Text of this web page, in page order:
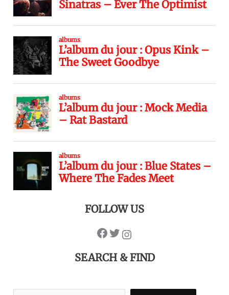
FOLLOW US
SEARCH & FIND